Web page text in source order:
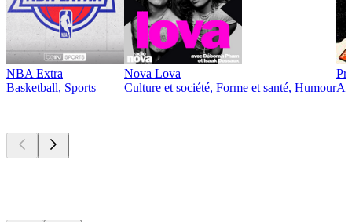
NBA Extra
Basketball, Sports
Nova Lova
Culture et société, Forme et santé, Humour